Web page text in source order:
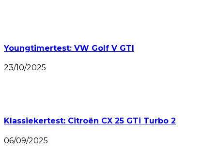
Youngtimertest: VW Golf V GTI
23/10/2025
Klassiekertest: Citroën CX 25 GTi Turbo 2
06/09/2025